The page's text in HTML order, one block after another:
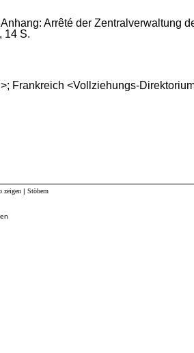
Anhang: Arrêté der Zentralverwaltung
14 S.
Frankreich <Vollziehungs-
zeigen| Stöbern